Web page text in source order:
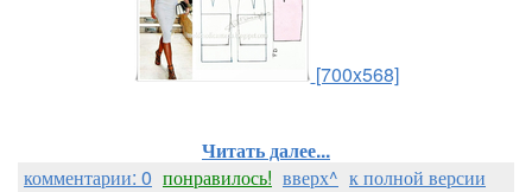
[700x568]
Читать далее...
комментарии: 0 понравилось! вверх^ к полной версии